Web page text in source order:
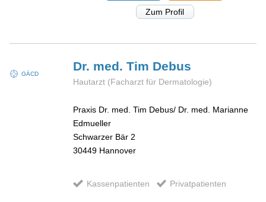
Zum Profil
GÄCD
Dr. med. Tim Debus
Hautarzt (Facharzt für Dermatologie)
Praxis Dr. med. Tim Debus/ Dr. med. Marianne
Edmueller
Schwarzer Bär 2
30449 Hannover
Kassenpatienten Privatpatienten